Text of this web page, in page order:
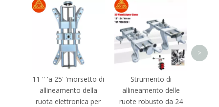
11 '' 'a 25' 'morsetto di
allineamento della
ruota elettronica per
Strumento di
allineamento delle
ruote robusto da 24
>